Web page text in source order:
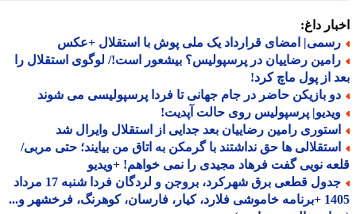
داغ:
امضای قرارداد یک ملی پوش با استقلال +عکس
رضاییان در پرسپولیس؟ بیشعور است!/ لوگوی استقلال را
از پول ماچ کرد!
بازیکن حاضر در جام جهانی تا فردا پرسپولیسی می شوند
پرسپولیس روی حالت آپدیت!
رامین رضاییان بعد جدایی از استقلال وایرال شد
ها حق نداشتند با گرمکن به اتاق من بیایند؛ حتی مربی/
نویی گفت فرهاد مجیدی را نمی خواهم! +ویدیو
جدول قطعی برق شهرکرد، بروجن و لردگان فردا شنبه 17 مرداد
1405 +برنامه خاموشی فلارد، کیار، فارسان، کوهرنگ، فرخشهر و...